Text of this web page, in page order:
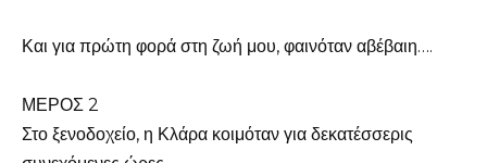
Και για πρώτη φορά στη ζωή μου, φαινόταν αβέβαιη….
ΜΕΡΟΣ 2
Στο ξενοδοχείο, η Κλάρα κοιμόταν για δεκατέσσερις